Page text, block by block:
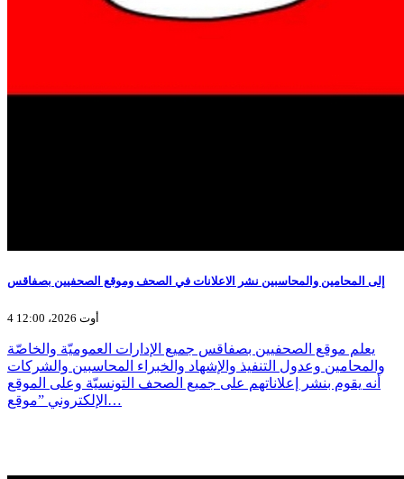
إلى المحامين والمحاسبين نشر الاعلانات في الصحف وموقع الصحفيين بصفاقس
4 أوت 2026، 12:00
يعلم موقع الصحفيين بصفاقس جميع الإدارات العموميّة والخاصّة
والمحامين وعدول التنفيذ والإشهاد والخبراء المحاسبين والشركات
أنه يقوم بنشر إعلاناتهم على جميع الصحف التونسيّة وعلى الموقع
الإلكتروني ”موقع…